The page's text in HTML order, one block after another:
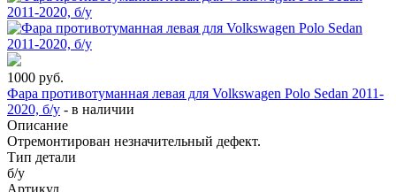
1000 руб.
Фара противотуманная левая для Volkswagen Polo Sedan 2011-
2020, б/у - в наличии
Описание
Отремонтирован незначительный дефект.
Тип детали
б/у
Артикул